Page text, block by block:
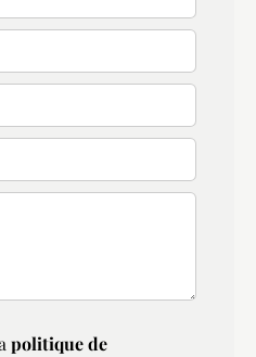
politique de